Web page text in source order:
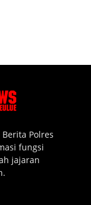
Polres
fungsi
jajaran